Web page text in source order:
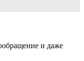
и даже